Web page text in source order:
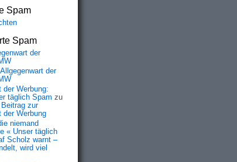
Spam
Spam
der
Allgegenwart der
der Werbung:
täglich Spam zu
zur
der Werbung
niemand
« Unser täglich
Scholz warnt –
wird viel